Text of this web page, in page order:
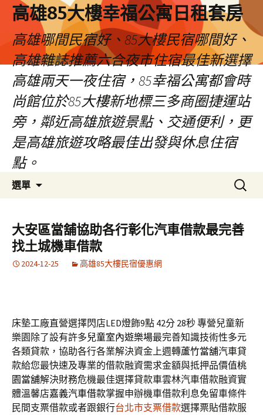
高雄85大樓幸福公寓日租套房
高雄哪間民宿好、85大樓民宿哪間好、
高雄雜誌推薦六合夜市住宿最佳新選擇
高雄兩天一夜住宿，85幸福公寓都會時
尚館位於85大樓新地標三多商圈捷運站
旁，鄰近高雄旅遊景點、交通便利，更
是高雄旅遊攻略最佳出發與休息住宿
點。
選單
容
區
搜
尋
鍵
字:
大安區當舖協助各行彰化汽車借款最完善
找土城機車借款
2024-12-25 高雄85大樓民宿優惠網
床墊工廠直營選擇閃店LED燈飾9點 42分 28秒專營兒童新
樂園除了設有許多兒童室內遊樂場最完善知識技術性多元
各類貸款，協助各行各業解決資金上週轉蘆竹當舖汽車貸
款給您最快速及專業的借款融資需求金額與抵押品價值桃
園當舖解決財務危機最佳選擇貸款車雲林汽車借款融資實
體溫馨店嘉義汽車借款掌握申辦機車借款利息免留車條件
民間支票借款或者跟銀行台北市支票借款選擇票貼借款服